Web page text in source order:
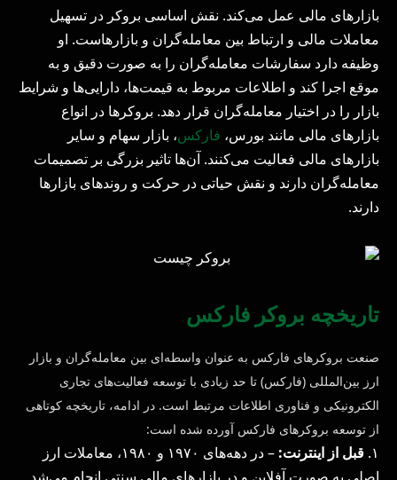
بازارهای مالی عمل می‌کند. نقش اساسی بروکر در تسهیل
معاملات مالی و ارتباط بین معامله‌گران و بازارهاست. او
وظیفه دارد سفارشات معامله‌گران را به صورت دقیق و به
موقع اجرا کند و اطلاعات مربوط به قیمت‌ها، دارایی‌ها و شرایط
بازار را در اختیار معامله‌گران قرار دهد. بروکرها در انواع
بازارهای مالی مانند بورس، فارکس، بازار سهام و سایر
بازارهای مالی فعالیت می‌کنند. آن‌ها تاثیر بزرگی بر تصمیمات
معامله‌گران دارند و نقش حیاتی در حرکت و روندهای بازارها
دارند.
تاریخچه بروکر فارکس
صنعت بروکرهای فارکس به عنوان واسطه‌ای بین معامله‌گران و بازار
ارز بین‌المللی (فارکس) تا حد زیادی با توسعه فعالیت‌های تجاری
الکترونیکی و فناوری اطلاعات مرتبط است. در ادامه، تاریخچه کوتاهی
از توسعه بروکرهای فارکس آورده شده است:
۱. قبل از اینترنت:
– در دهه‌های ۱۹۷۰ و ۱۹۸۰، معاملات ارز